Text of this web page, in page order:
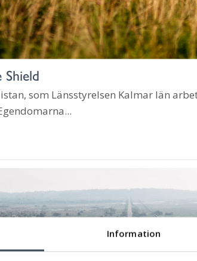
Information
som Länsstyrelsen Kalmar län